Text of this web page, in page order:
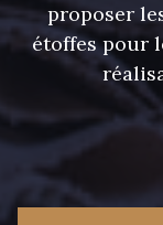
proposer
étoffes pour